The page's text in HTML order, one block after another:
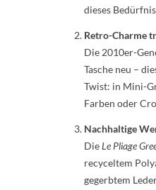
dieses
Retro-Charme
Die 2010er-
Tasche neu –
Twist: in Mini-
Farben oder
Nachhaltige
DieLe Pliage
recyceltem
gegerbtem